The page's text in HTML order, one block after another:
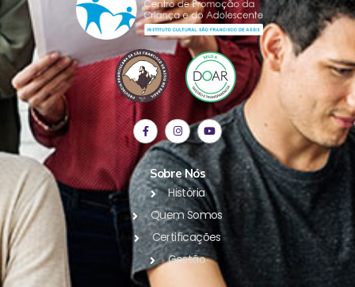
Sobre Nós
História
Quem Somos
Certificações
Gestão